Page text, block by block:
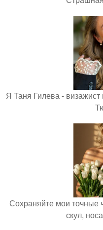
Я Таня Гилева - визажист
Сохраняйте мои точные
скул,